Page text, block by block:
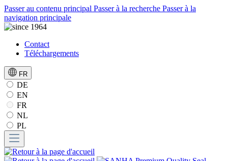
Passer au contenu principal Passer à la recherche Passer à la
navigation principale
Contact
Téléchargements
FR
DE
EN
FR
NL
PL